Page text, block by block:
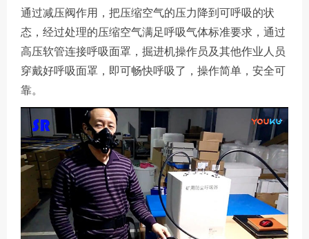
通过减压阀作用，把压缩空气的压力降到可呼吸的状
态，经过处理的压缩空气满足呼吸气体标准要求，通过
高压软管连接呼吸面罩，掘进机操作员及其他作业人员
穿戴好呼吸面罩，即可畅快呼吸了，操作简单，安全可
靠。